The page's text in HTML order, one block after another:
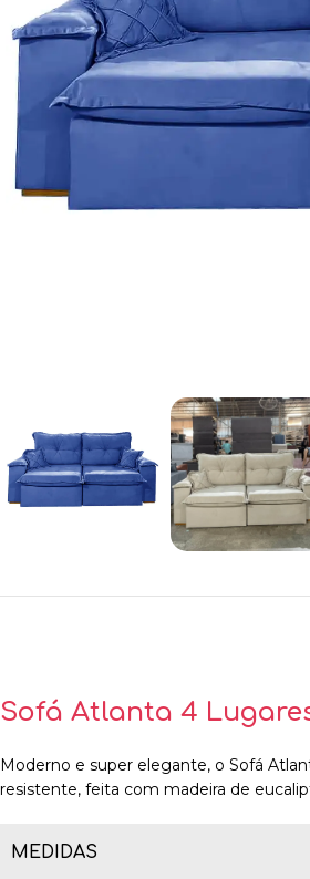
Sofá Atlanta 4
Moderno e super elegante, o Sofá
resistente, feita com madeira de
MEDIDAS